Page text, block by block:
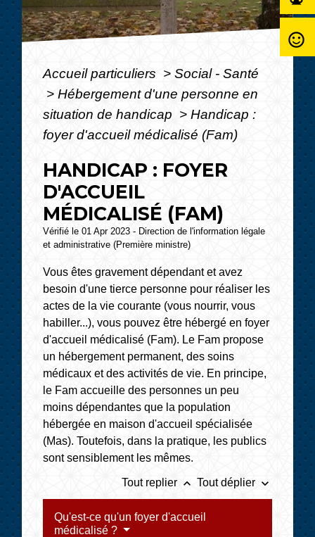
Accueil particuliers > Social - Santé
> Hébergement d'une personne en
situation de handicap > Handicap :
foyer d'accueil médicalisé (Fam)
HANDICAP : FOYER
D'ACCUEIL
MÉDICALISÉ (FAM)
Vérifié le 01 Apr 2023 - Direction de l'information légale
et administrative (Première ministre)
Vous êtes gravement dépendant et avez
besoin d'une tierce personne pour réaliser les
actes de la vie courante (vous nourrir, vous
habiller...), vous pouvez être hébergé en foyer
d'accueil médicalisé (Fam). Le Fam propose
un hébergement permanent, des soins
médicaux et des activités de vie. En principe,
le Fam accueille des personnes un peu
moins dépendantes que la population
hébergée en maison d'accueil spécialisée
(Mas). Toutefois, dans la pratique, les publics
sont sensiblement les mêmes.
Tout replier keyboard_arrow_up Tout déplier keyboard_arrow_down
Qu'est-ce qu'un foyer d'accueil
médicalisé ?
sentiment_satisfied_alt